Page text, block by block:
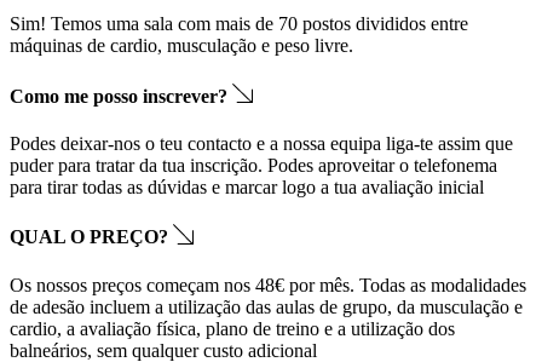
Sim! Temos uma sala com mais de 70 postos divididos entre
máquinas de cardio, musculação e peso livre.
Como me posso inscrever?
Podes deixar-nos o teu contacto e a nossa equipa liga-te assim que
puder para tratar da tua inscrição. Podes aproveitar o telefonema
para tirar todas as dúvidas e marcar logo a tua avaliação inicial
QUAL O PREÇO?
Os nossos preços começam nos 48€ por mês. Todas as modalidades
de adesão incluem a utilização das aulas de grupo, da musculação e
cardio, a avaliação física, plano de treino e a utilização dos
balneários, sem qualquer custo adicional